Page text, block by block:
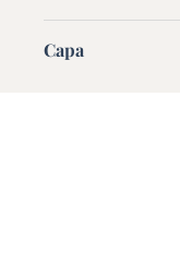
Capa